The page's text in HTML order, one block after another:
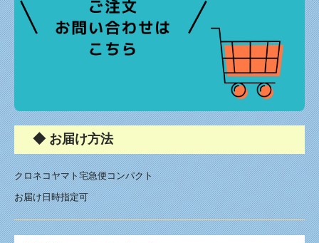
◆ お届け方法
クロネコヤマト宅急便コンパクト
お届け日時指定可